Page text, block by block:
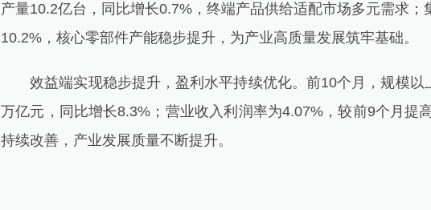
产量10.2亿台，同比增长0.7%，终端产品供给适配市场多元需求
10.2%，核心零部件产能稳步提升，为产业高质量发展筑牢基础。
效益端实现稳步提升，盈利水平持续优化。前10个月，规模以
万亿元，同比增长8.3%；营业收入利润率为4.07%，较前9个月提
持续改善，产业发展质量不断提升。